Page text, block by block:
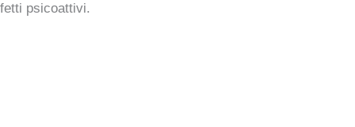
psicoattivi.